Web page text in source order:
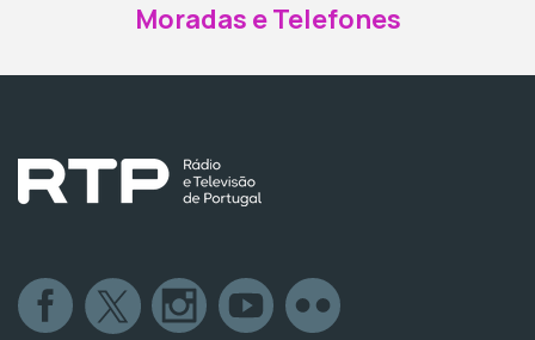
Moradas e Telefones